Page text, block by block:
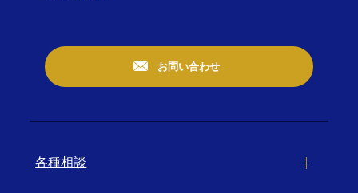
お問い合わせ
各種相談